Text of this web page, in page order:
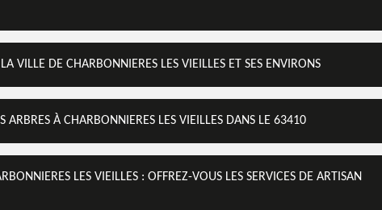
VILLE DE CHARBONNIERES LES VIEILLES ET SES ENVIRONS
ARBRES À CHARBONNIERES LES VIEILLES DANS LE 63410
LES VIEILLES : OFFREZ-VOUS LES SERVICES DE ARTISAN